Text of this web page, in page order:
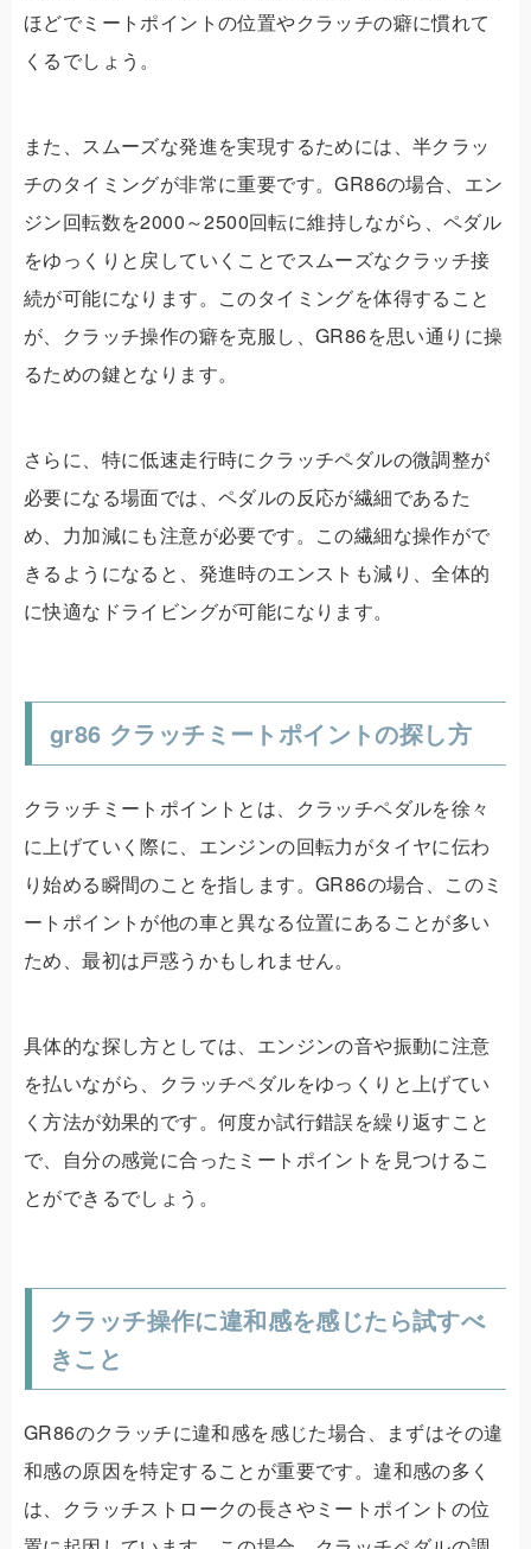
ほどでミートポイントの位置やクラッチの癖に慣れて
くるでしょう。
また、スムーズな発進を実現するためには、半クラッ
チのタイミングが非常に重要です。GR86の場合、エン
ジン回転数を2000～2500回転に維持しながら、ペダル
をゆっくりと戻していくことでスムーズなクラッチ接
続が可能になります。このタイミングを体得すること
が、クラッチ操作の癖を克服し、GR86を思い通りに操
るための鍵となります。
さらに、特に低速走行時にクラッチペダルの微調整が
必要になる場面では、ペダルの反応が繊細であるた
め、力加減にも注意が必要です。この繊細な操作がで
きるようになると、発進時のエンストも減り、全体的
に快適なドライビングが可能になります。
gr86 クラッチミートポイントの探し方
クラッチミートポイントとは、クラッチペダルを徐々
に上げていく際に、エンジンの回転力がタイヤに伝わ
り始める瞬間のことを指します。GR86の場合、このミ
ートポイントが他の車と異なる位置にあることが多い
ため、最初は戸惑うかもしれません。
具体的な探し方としては、エンジンの音や振動に注意
を払いながら、クラッチペダルをゆっくりと上げてい
く方法が効果的です。何度か試行錯誤を繰り返すこと
で、自分の感覚に合ったミートポイントを見つけるこ
とができるでしょう。
クラッチ操作に違和感を感じたら試すべ
きこと
GR86のクラッチに違和感を感じた場合、まずはその違
和感の原因を特定することが重要です。違和感の多く
は、クラッチストロークの長さやミートポイントの位